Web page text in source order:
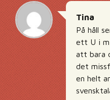
Tina
På håll
ett U i
att bara
det
en helt